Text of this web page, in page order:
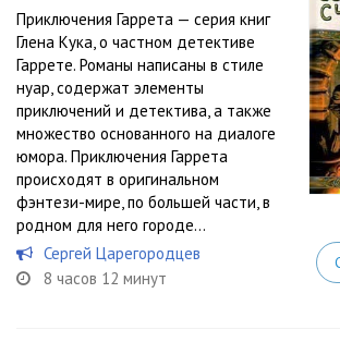
Приключения Гаррета — серия книг
Глена Кука, о частном детективе
Гаррете. Романы написаны в стиле
нуар, содержат элементы
приключений и детектива, а также
множество основанного на диалоге
юмора. Приключения Гаррета
происходят в оригинальном
фэнтези-мире, по большей части, в
родном для него городе...
Сергей Царегородцев
8 часов 12 минут